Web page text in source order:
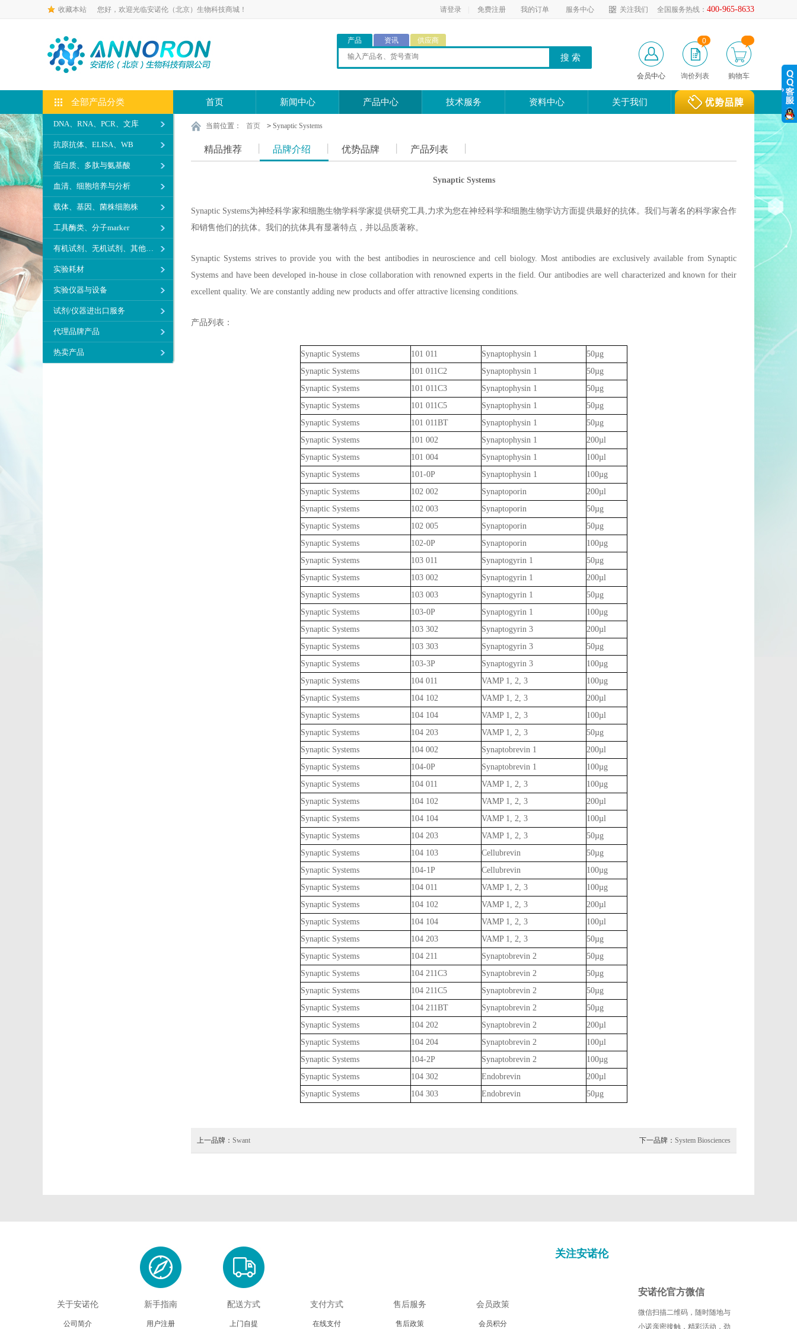
收藏本站 您好，欢迎光临安诺伦（北京）生物科技商城！ 全国服务热线： 400-965-8633
关注我们
服务中心
请登录 免费注册 我的订单
产品 资讯 供应商
会员中心 询价列表
0
购物车
全部产品分类
DNA、RNA、PCR、文库
抗原抗体、ELISA、WB
蛋白质、多肽与氨基酸
血清、细胞培养与分析
载体、基因、菌株细胞株
工具酶类、分子marker
有机试剂、无机试剂、其他生化试剂
实验耗材
实验仪器与设备
试剂/仪器进出口服务
代理品牌产品
热卖产品
首页 新闻中心 产品中心 技术服务 资料中心 关于我们
当前位置： 首页 > Synaptic Systems
精品推荐 品牌介绍 优势品牌 产品列表
Synaptic Systems
Synaptic Systems为神经科学家和细胞生物学科学家提供研究工具,力求为您在神经科学和细胞生物学访方面提供最好的抗体。我们与著名的科学家合作
和销售他们的抗体。我们的抗体具有显著特点，并以品质著称。
Synaptic Systems strives to provide you with the best antibodies in neuroscience and cell biology. Most antibodies are exclusively available from Synaptic
Systems and have been developed in-house in close collaboration with renowned experts in the field. Our antibodies are well characterized and known for their
excellent quality. We are constantly adding new products and offer attractive licensing conditions.
产品列表：
Synaptic Systems 101 011 Synaptophysin 1
50µg
Synaptic Systems
101 011C2 Synaptophysin 1
50µg
Synaptic Systems
101 011C3 Synaptophysin 1
50µg
Synaptic Systems
101 011C5 Synaptophysin 1
50µg
Synaptic Systems
101 011BT Synaptophysin 1
50µg
Synaptic Systems
101 002 Synaptophysin 1
200µl
Synaptic Systems
101 004 Synaptophysin 1
100µl
Synaptic Systems
101-0P Synaptophysin 1
100µg
Synaptic Systems
102 002 Synaptoporin
200µl
Synaptic Systems
102 003 Synaptoporin
50µg
Synaptic Systems
102 005 Synaptoporin
50µg
Synaptic Systems
102-0P Synaptoporin
100µg
Synaptic Systems
103 011 Synaptogyrin 1
50µg
Synaptic Systems
103 002 Synaptogyrin 1
200µl
Synaptic Systems
103 003 Synaptogyrin 1
50µg
Synaptic Systems
103-0P Synaptogyrin 1
100µg
Synaptic Systems
103 302 Synaptogyrin 3
200µl
Synaptic Systems
103 303 Synaptogyrin 3
50µg
Synaptic Systems
103-3P Synaptogyrin 3
100µg
Synaptic Systems
104 011 VAMP 1, 2, 3
100µg
Synaptic Systems
104 102 VAMP 1, 2, 3
200µl
Synaptic Systems
104 104 VAMP 1, 2, 3
100µl
Synaptic Systems
104 203 VAMP 1, 2, 3
50µg
Synaptic Systems
104 002 Synaptobrevin 1
200µl
Synaptic Systems
104-0P Synaptobrevin 1
100µg
Synaptic Systems
104 011 VAMP 1, 2, 3
100µg
Synaptic Systems
104 102 VAMP 1, 2, 3
200µl
Synaptic Systems
104 104 VAMP 1, 2, 3
100µl
Synaptic Systems
104 203 VAMP 1, 2, 3
50µg
Synaptic Systems
104 103 Cellubrevin
50µg
Synaptic Systems
104-1P Cellubrevin
100µg
Synaptic Systems
104 011 VAMP 1, 2, 3
100µg
Synaptic Systems
104 102 VAMP 1, 2, 3
200µl
Synaptic Systems
104 104 VAMP 1, 2, 3
100µl
Synaptic Systems
104 203 VAMP 1, 2, 3
50µg
Synaptic Systems
104 211 Synaptobrevin 2
50µg
Synaptic Systems
104 211C3 Synaptobrevin 2
50µg
Synaptic Systems
104 211C5 Synaptobrevin 2
50µg
Synaptic Systems
104 211BT Synaptobrevin 2
50µg
Synaptic Systems
104 202 Synaptobrevin 2
200µl
Synaptic Systems
104 204 Synaptobrevin 2
100µl
Synaptic Systems
104-2P Synaptobrevin 2
100µg
Synaptic Systems
104 302 Endobrevin
200µl
Synaptic Systems
104 303 Endobrevin 50µg
上一品牌： Swant 下一品牌： System Biosciences
关于安诺伦
公司简介
新手指南
用户注册
配送方式
上门自提
支付方式
在线支付
售后服务
售后政策
会员政策
会员积分
关注安诺伦
安诺伦官方微信
微信扫描二维码，随时随地与
小诺亲密接触，精彩活动，劲